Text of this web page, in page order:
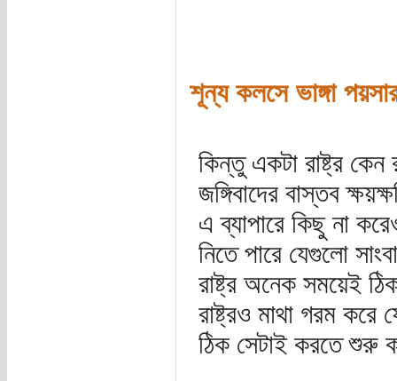
শূন্য কলসে ভাঙ্গা
কিন্তু একটা রাষ্ট্র কেন
জঙ্গিবাদের বাস্তব
এ ব্যাপারে কিছু না
নিতে পারে যেগুলো
রাষ্ট্র অনেক সময়েই
রাষ্ট্রও মাথা গরম করে
ঠিক সেটাই করতে শুরু